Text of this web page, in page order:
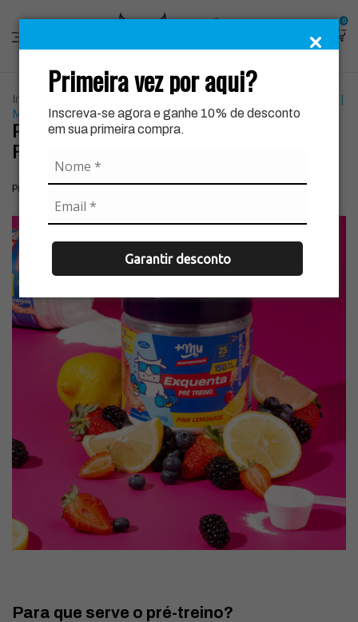
Primeira vez por aqui?
Inscreva-se agora e ganhe 10% de desconto
em sua primeira compra.
Garantir desconto
0
Início
Mais Mu
Pré-Treino: Para Que Serve e Como
Funciona | Mais Mu
Publicado em 24/06/2025
Para que serve o pré-treino?